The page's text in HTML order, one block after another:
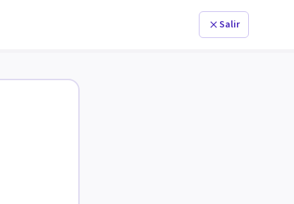
Salir